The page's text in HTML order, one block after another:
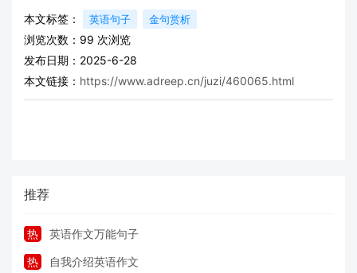
本文标签： 英语句子 金句赏析
浏览次数： 99 次浏览
发布日期：2025-6-28
本文链接： https://www.adreep.cn/juzi/460065.html
推荐
热 英语作文万能句子
热 自我介绍英语作文